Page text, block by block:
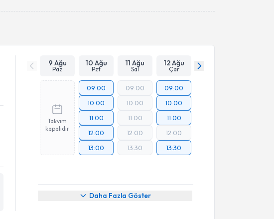
9 Ağu
Paz
10 Ağu
Pzt
11 Ağu
Sal
12 Ağu
Çar
Takvim
kapalıdır
09:00
10:00
11:00
12:00
13:00
09:00
10:00
11:00
12:00
13:30
09:00
10:00
11:00
12:00
13:30
Daha Fazla Göster
Randevu Takvimi Talebi